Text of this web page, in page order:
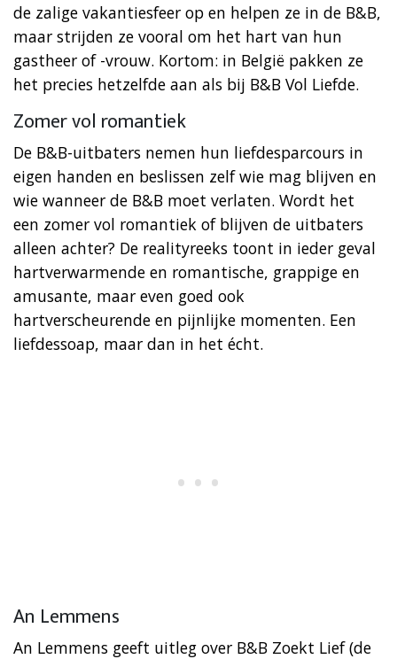
de zalige vakantiesfeer op en helpen ze in de B&B,
maar strijden ze vooral om het hart van hun
gastheer of -vrouw. Kortom: in België pakken ze
het precies hetzelfde aan als bij B&B Vol Liefde.
Zomer vol romantiek
De B&B-uitbaters nemen hun liefdesparcours in
eigen handen en beslissen zelf wie mag blijven en
wie wanneer de B&B moet verlaten. Wordt het
een zomer vol romantiek of blijven de uitbaters
alleen achter? De realityreeks toont in ieder geval
hartverwarmende en romantische, grappige en
amusante, maar even goed ook
hartverscheurende en pijnlijke momenten. Een
liefdessoap, maar dan in het écht.
An Lemmens
An Lemmens geeft uitleg over B&B Zoekt Lief (de